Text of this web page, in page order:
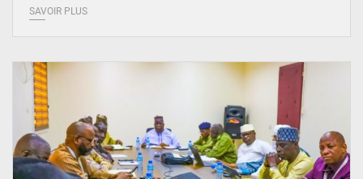
SAVOIR PLUS